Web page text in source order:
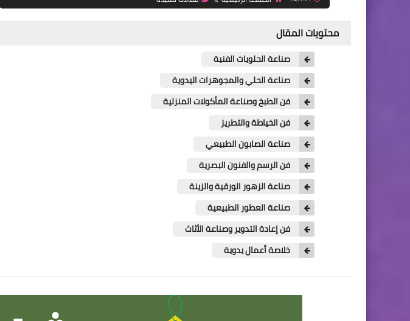
محتويات المقال
صناعة الحلويات الفنية
صناعة الحلي والمجوهرات اليدوية
فن الطبخ وصناعة المأكولات المنزلية
فن الخياطة والتطريز
صناعة الصابون الطبيعي
فن الرسم والفنون البصرية
صناعة الزهور الورقية والزينة
صناعة العطور الطبيعية
فن إعادة التدوير وصناعة الأثاث
خلاصة أعمال يدوية